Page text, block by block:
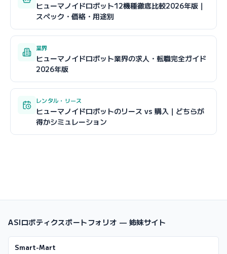
ヒューマノイドロボット12機種徹底比較2026年版｜
スペック・価格・用途別
業界
ヒューマノイドロボット業界の求人・転職完全ガイド
2026年版
レンタル・リース
ヒューマノイドロボットのリース vs 購入｜どちらが
得かシミュレーション
ASIロボティクスポートフォリオ — 姉妹サイト
Smart-Mart